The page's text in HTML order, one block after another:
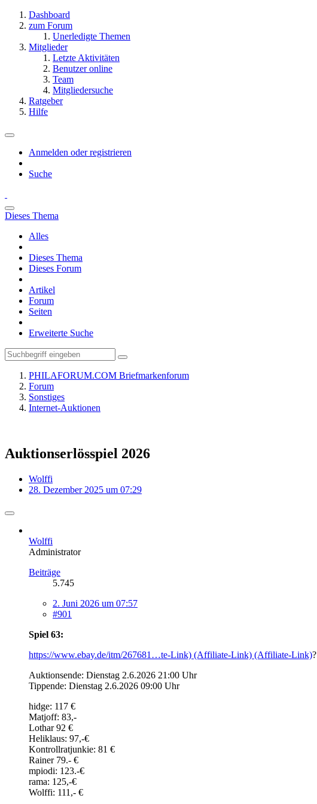
Dashboard
zum Forum
Unerledigte Themen
Mitglieder
Letzte Aktivitäten
Benutzer online
Team
Mitgliedersuche
Ratgeber
Hilfe
Anmelden oder registrieren
Suche
Dieses Thema
Alles
Dieses Thema
Dieses Forum
Artikel
Forum
Seiten
Erweiterte Suche
PHILAFORUM.COM Briefmarkenforum
Forum
Sonstiges
Internet-Auktionen
Auktionserlösspiel 2026
Wolffi
28. Dezember 2025 um 07:29
Wolffi
Administrator
Beiträge
5.745
2. Juni 2026 um 07:57
#901
Spiel 63:
https://www.ebay.de/itm/267681…te-Link) (Affiliate-Link) (Affiliate-Link)?
Auktionsende: Dienstag 2.6.2026 21:00 Uhr
Tippende: Dienstag 2.6.2026 09:00 Uhr
hidge: 117 €
Matjoff: 83,-
Lothar 92 €
Heliklaus: 97,-€
Kontrollratjunkie: 81 €
Rainer 79.- €
mpiodi: 123.-€
rama: 125,-€
Wolffi: 111,- €